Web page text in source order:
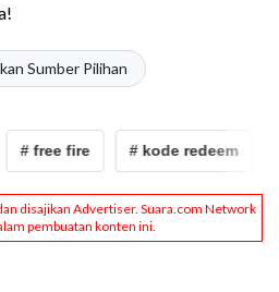
Sumber Pilihan
# free fire # kode redeem